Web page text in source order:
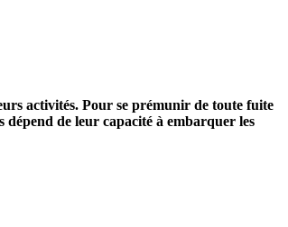
activités. Pour se prémunir de toute fuite
dépend de leur capacité à embarquer les